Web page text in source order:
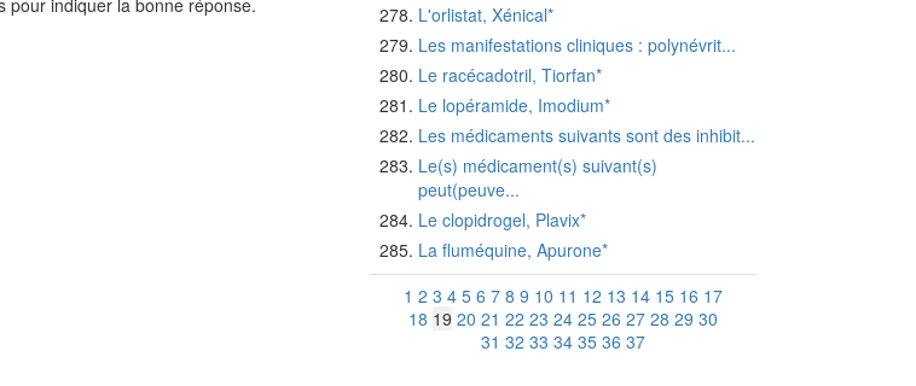
pour indiquer la bonne réponse.
L'orlistat, Xénical*
Les manifestations cliniques : polynévrit...
Le racécadotril, Tiorfan*
Le lopéramide, Imodium*
Les médicaments suivants sont des inhibit...
Le(s) médicament(s) suivant(s)
peut(peuve...
Le clopidrogel, Plavix*
La fluméquine, Apurone*
1 2 3 4 5 6 7 8 9 10 11 12 13 14 15 16 17
18 19 20 21 22 23 24 25 26 27 28 29 30
31 32 33 34 35 36 37